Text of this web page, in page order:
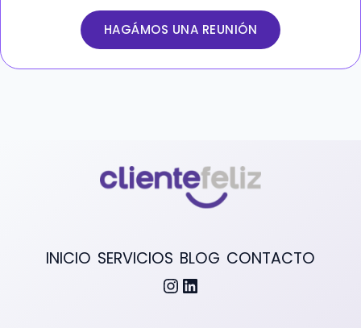
HAGÁMOS UNA REUNIÓN
INICIO SERVICIOS BLOG CONTACTO
Instagram
LinkedIn